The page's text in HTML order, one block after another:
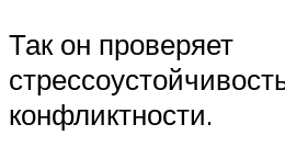
Так он проверяет
конфликтности.